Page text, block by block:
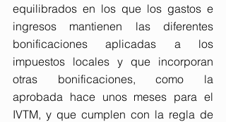
equilibrados en los que los gastos e
ingresos mantienen las diferentes
bonificaciones aplicadas a los
impuestos locales y que incorporan
otras bonificaciones, como la
aprobada hace unos meses para el
IVTM, y que cumplen con la regla de